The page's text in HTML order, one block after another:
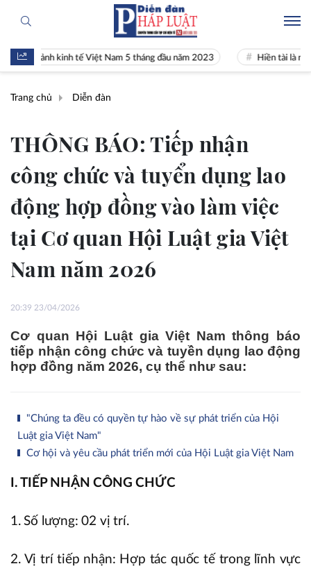
kinh tế Việt Nam 5 tháng đầu năm 2023 Hiền tài là nguyên khí
Trang chủ Diễn đàn
THÔNG BÁO: Tiếp nhận
công chức và tuyển dụng lao
động hợp đồng vào làm việc
tại Cơ quan Hội Luật gia Việt
Nam năm 2026
20:39 23/04/2026
Cơ quan Hội Luật gia Việt Nam thông báo
tiếp nhận công chức và tuyền dụng lao động
hợp đồng năm 2026, cụ thể như sau:
"Chúng ta đều có quyền tự hào về sự phát triển của Hội
Luật gia Việt Nam"
Cơ hội và yêu cầu phát triển mới của Hội Luật gia Việt Nam
I. TIẾP NHẬN CÔNG CHỨC
1. Số lượng: 02 vị trí.
2. Vị trí tiếp nhận: Hợp tác quốc tế trong lĩnh vực